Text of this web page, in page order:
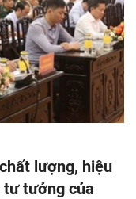
lượng, hiệu
tư tưởng của